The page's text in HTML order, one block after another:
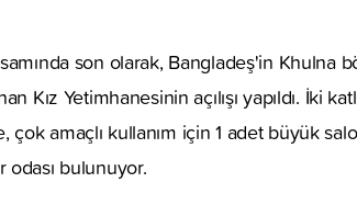
son olarak, Bangladeş'in Khulna
Kız Yetimhanesinin açılışı yapıldı. İki
amaçlı kullanım için 1 adet büyük
odası bulunuyor.